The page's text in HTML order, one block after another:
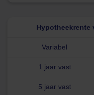
Hypotheekrente
Variabel
1 jaar vast
5 jaar vast